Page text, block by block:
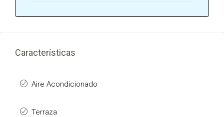
Características
Aire Acondicionado
Terraza